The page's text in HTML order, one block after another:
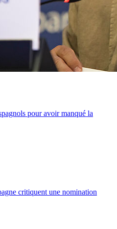
pour avoir manqué la
critiquent une nomination